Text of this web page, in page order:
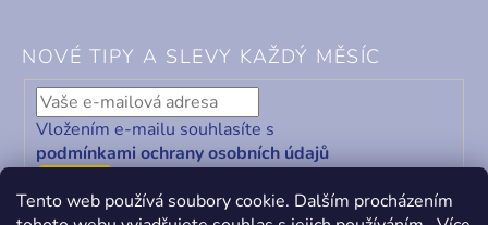
Tento web používá soubory cookie. Dalším procházením
NOVÉ TIPY A SLEVY KAŽDÝ MĚSÍC
Vložením e-mailu souhlasíte s
podmínkami ochrany osobních údajů
ODEBÍRAT